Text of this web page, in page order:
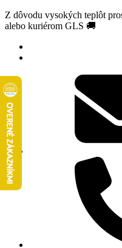
Z dôvodu vysokých teplôt
alebo kuriérom GLS 🚚